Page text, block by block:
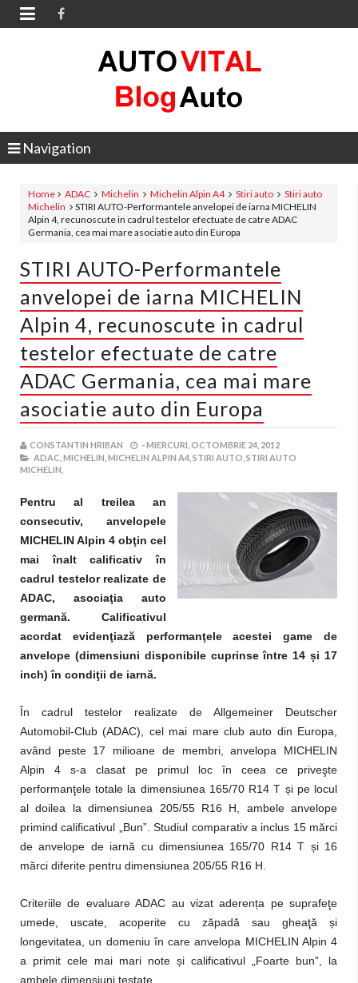

Navigation
Home ADAC Michelin Michelin Alpin A4 Stiri auto
Stiri auto
Michelin
STIRI AUTO-Performantele anvelopei de iarna MICHELIN
Alpin 4, recunoscute in cadrul testelor efectuate de catre ADAC
Germania, cea mai mare asociatie auto din Europa
STIRI AUTO-Performantele
anvelopei de iarna MICHELIN
Alpin 4, recunoscute in cadrul
testelor efectuate de catre
ADAC Germania, cea mai mare
asociatie auto din Europa
CONSTANTIN HRIBAN -MIERCURI, OCTOMBRIE 24, 2012
ADAC, MICHELIN, MICHELIN ALPIN A4, STIRI AUTO, STIRI AUTO
MICHELIN,
Pentru al treilea an
consecutiv, anvelopele
MICHELIN Alpin 4 obţin cel
mai înalt calificativ în
cadrul testelor realizate de
ADAC, asociaţia auto
germană. Calificativul
acordat evidenţiază performanţele acestei game de
anvelope (dimensiuni disponibile cuprinse între 14și 17
inch) în condiţii de iarnă.
În cadrul testelor realizate de Allgemeiner Deutscher
Automobil-Club (ADAC), cel mai mare club auto din Europa,
având peste 17 milioane de membri, anvelopa MICHELIN
Alpin 4 s-a clasat pe primul loc în ceea ce priveşte
performanţele totale la dimensiunea 165/70 R14 T și pe locul
al doilea la dimensiunea 205/55 R16 H, ambele anvelope
primind calificativul „Bun”. Studiul comparativ a inclus 15 mărci
de anvelope de iarnă cu dimensiunea 165/70 R14 T și 16
mărci diferite pentru dimensiunea 205/55 R16 H.
Criteriile de evaluare ADAC au vizat aderența pe suprafeţe
umede, uscate, acoperite cu zăpadă sau gheaţă și
longevitatea, un domeniu în care anvelopa MICHELIN Alpin 4
a primit cele mai mari note și calificativul „Foarte bun”, la
ambele dimensiuni testate.